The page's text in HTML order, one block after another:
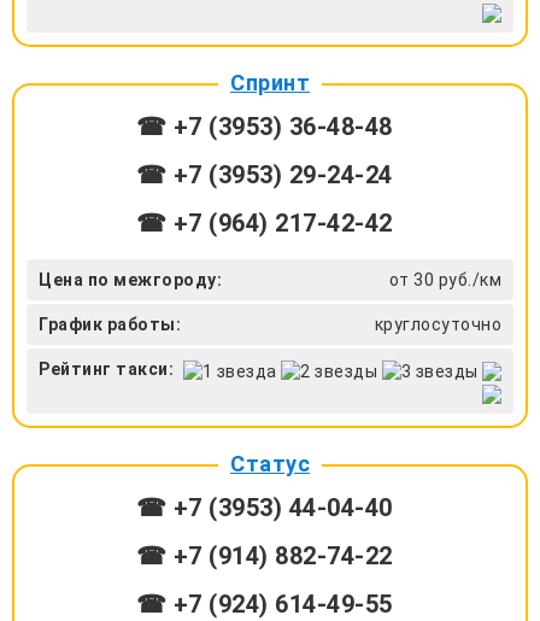
Спринт
☎ +7 (3953) 36-48-48
☎ +7 (3953) 29-24-24
☎ +7 (964) 217-42-42
Цена по межгороду: от 30 руб./км
График работы: круглосуточно
Рейтинг такси:
Статус
☎ +7 (3953) 44-04-40
☎ +7 (914) 882-74-22
☎ +7 (924) 614-49-55